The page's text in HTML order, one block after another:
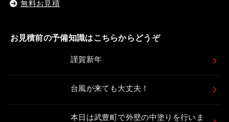
無料お見積
お見積前の予備知識はこちらからどうぞ
謹賀新年
台風が来ても大丈夫！
本日は武豊町で外壁の中塗りを行いま